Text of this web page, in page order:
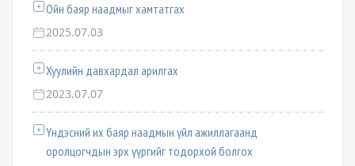
Ойн баяр наадмыг хамтатгах
2025.07.03
Хуулийн давхардал арилгах
2023.07.07
Үндэсний их баяр наадмын үйл ажиллагаанд
оролцогчдын эрх үүргийг тодорхой болгох